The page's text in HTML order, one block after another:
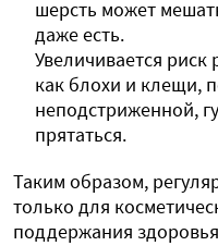
шерсть может
даже есть.
Увеличивается риск
как блохи и клещи,
неподстриженной,
прятаться.
Таким образом,
только для
поддержания